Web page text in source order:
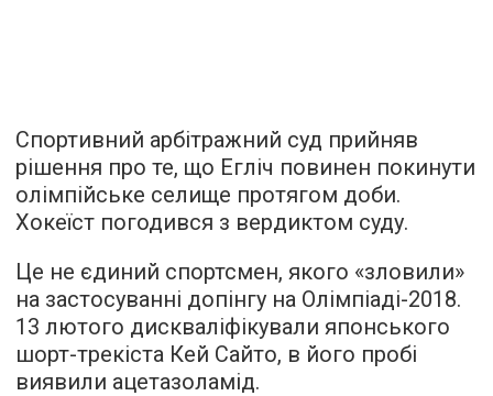
Спортивний арбітражний суд прийняв
рішення про те, що Егліч повинен покинути
олімпійське селище протягом доби.
Хокеїст погодився з вердиктом суду.
Це не єдиний спортсмен, якого «зловили»
на застосуванні допінгу на Олімпіаді-2018.
13 лютого дискваліфікували японського
шорт-трекіста Кей Сайто, в його пробі
виявили ацетазоламід.